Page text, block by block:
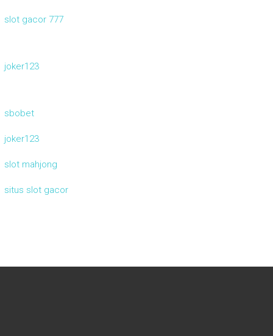
slot gacor 777
joker123
sbobet
joker123
slot mahjong
situs slot gacor